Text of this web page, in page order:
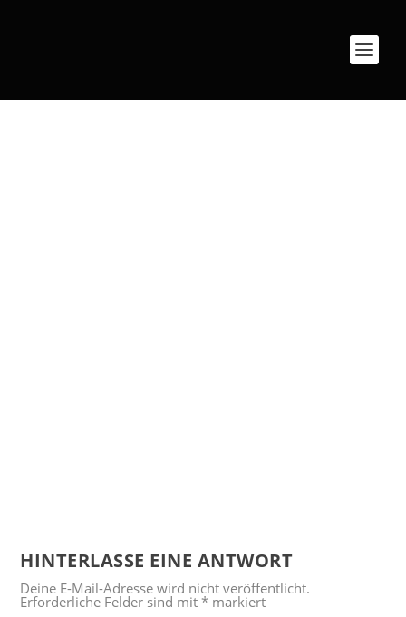
HINTERLASSE EINE ANTWORT
Deine E-Mail-Adresse wird nicht veröffentlicht.
Erforderliche Felder sind mit* markiert